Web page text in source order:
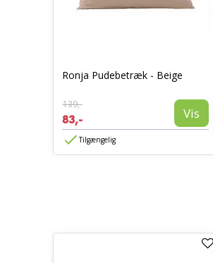
Ronja Pudebetræk - Beige
139,-
83,- Vis
Tilgængelig